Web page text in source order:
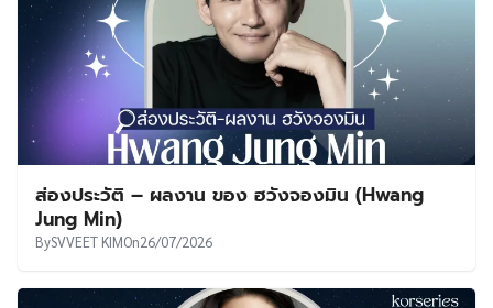
ส่องประวัติ – ผลงาน ของ ฮวังจองมิน (Hwang
Jung Min)
BySVVEET KIMOn26/07/2026